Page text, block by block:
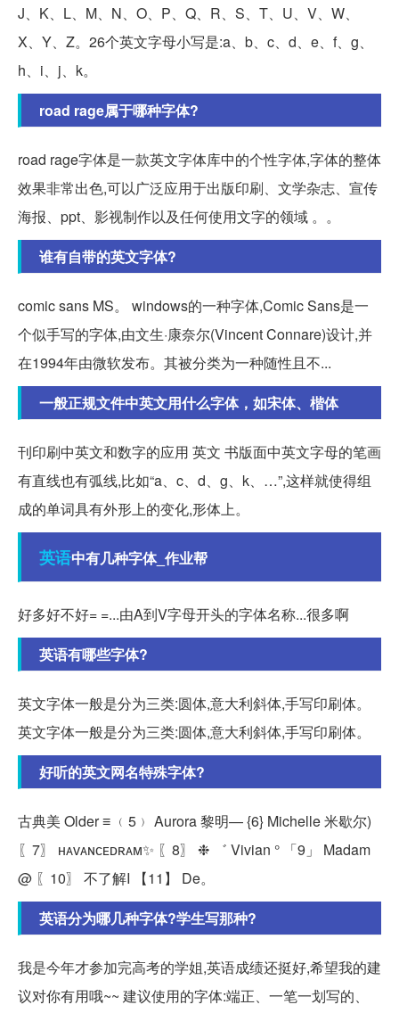
J、K、L、M、N、O、P、Q、R、S、T、U、V、W、
X、Y、Z。26个英文字母小写是:a、b、c、d、e、f、g、
h、i、j、k。
road rage属于哪种字体?
road rage字体是一款英文字体库中的个性字体,字体的整体
效果非常出色,可以广泛应用于出版印刷、文学杂志、宣传
海报、ppt、影视制作以及任何使用文字的领域 。。
谁有自带的英文字体?
comic sans MS。 windows的一种字体,Comic Sans是一
个似手写的字体,由文生·康奈尔(Vincent Connare)设计,并
在1994年由微软发布。其被分类为一种随性且不...
一般正规文件中英文用什么字体，如宋体、楷体
刊印刷中英文和数字的应用 英文 书版面中英文字母的笔画
有直线也有弧线,比如“a、c、d、g、k、…”,这样就使得组
成的单词具有外形上的变化,形体上。
英语中有几种字体_作业帮
好多好不好= =...由A到V字母开头的字体名称...很多啊
英语有哪些字体?
英文字体一般是分为三类:圆体,意大利斜体,手写印刷体。
英文字体一般是分为三类:圆体,意大利斜体,手写印刷体。
好听的英文网名特殊字体?
古典美 Older ≡ ﹙5﹚ Aurora 黎明— {6} Michelle 米歇尔)
〖7〗 ʜᴀᴠᴀɴᴄᴇᴅʀᴀᴍ✨ 〖8〗 ❉ ゛ Vivian ° 「9」 Madam
@ 〖10〗 不了解I 【11】 De。
英语分为哪几种字体?学生写那种?
我是今年才参加完高考的学姐,英语成绩还挺好,希望我的建
议对你有用哦~~ 建议使用的字体:端正、一笔一划写的、